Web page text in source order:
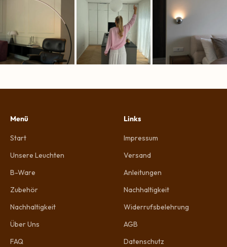
Menü
Start
Unsere Leuchten
B-Ware
Zubehör
Nachhaltigkeit
Über Uns
FAQ
Links
Impressum
Versand
Anleitungen
Nachhaltigkeit
Widerrufsbelehrung
AGB
Datenschutz